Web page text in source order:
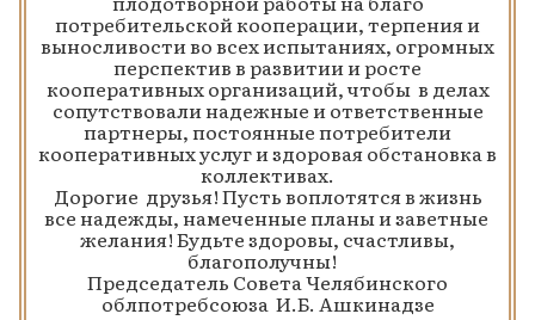
потребительской кооперации, терпения и
выносливости во всех испытаниях, огромных
перспектив в развитии и росте
кооперативных организаций, чтобы в делах
сопутствовали надежные и ответственные
партнеры, постоянные потребители
кооперативных услуг и здоровая обстановка в
коллективах.
Дорогие друзья! Пусть воплотятся в жизнь
все надежды, намеченные планы и заветные
желания! Будьте здоровы, счастливы,
благополучны!
Председатель Совета Челябинского
облпотребсоюза И.Б. Ашкинадзе